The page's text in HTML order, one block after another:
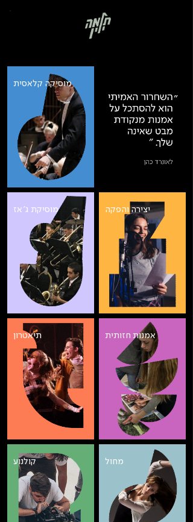
תַּפְרִיט
יצירה והפקה
אמנות חזותית
מחול
מוסיקה קלאסית
מוסיקת ג׳אז
תיאטרון
קולנוע